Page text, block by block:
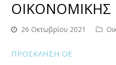
ΟΙΚΟΝΟΜΙΚΗΣ
26 Οκτωβρίου 2021
ΠΡΟΣΚΛΗΣΗ ΟΕ